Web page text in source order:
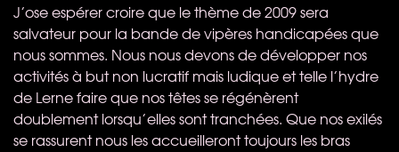
J’ose espérer croire que le thème de 2009 sera
salvateur pour la bande de vipères handicapées que
nous sommes. Nous nous devons de développer nos
activités à but non lucratif mais ludique et telle l’hydre
de Lerne faire que nos têtes se régénèrent
doublement lorsqu’elles sont tranchées. Que nos exilés
se rassurent nous les accueilleront toujours les bras